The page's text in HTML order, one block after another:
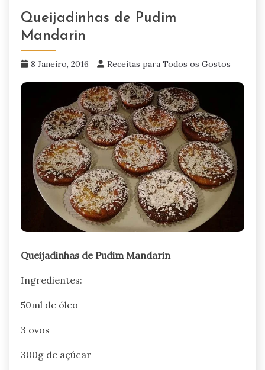
Queijadinhas de Pudim
Mandarin
8 Janeiro, 2016 Receitas para Todos os Gostos
Queijadinhas de Pudim Mandarin
Ingredientes:
50ml de óleo
3 ovos
300g de açúcar